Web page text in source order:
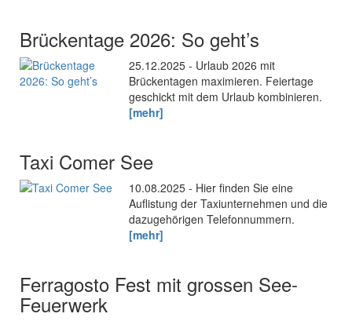
Brückentage 2026: So geht’s
25.12.2025 - Urlaub 2026 mit
Brückentagen maximieren. Feiertage
geschickt mit dem Urlaub kombinieren.
[mehr]
Taxi Comer See
10.08.2025 - Hier finden Sie eine
Auflistung der Taxiunternehmen und die
dazugehörigen Telefonnummern.
[mehr]
Ferragosto Fest mit grossen See-
Feuerwerk